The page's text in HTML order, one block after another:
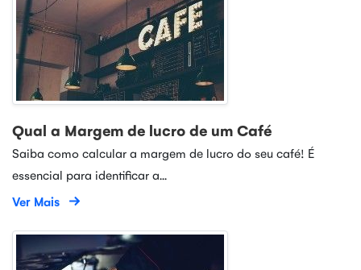
Qual a Margem de lucro de um Café
Saiba como calcular a margem de lucro do seu café! É
essencial para identificar a...
Ver Mais